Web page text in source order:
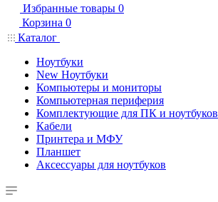
Избранные товары 0
Корзина 0
Каталог
Ноутбуки
New Ноутбуки
Компьютеры и мониторы
Компьютерная периферия
Комплектующие для ПК и ноутбуков
Кабели
Принтера и МФУ
Планшет
Аксессуары для ноутбуков